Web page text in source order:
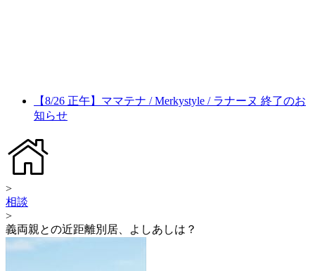
【8/26 正午】ママテナ / Merkystyle / ラナーヌ 終了のお
知らせ
>
相談
>
義両親との近距離別居、よしあしは？